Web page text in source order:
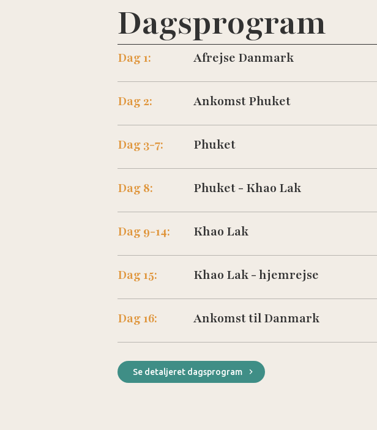
Besøg hotellets hjemmeside
Besøg hotellets hjemmeside
Dagsprogram
Dag 1: Afrejse Danmark
Dag 2: Ankomst Phuket
Dag 3-7: Phuket
Dag 8: Phuket - Khao Lak
Dag 9-14: Khao Lak
Dag 15: Khao Lak - hjemrejse
Dag 16: Ankomst til Danmark
Se detaljeret dagsprogram